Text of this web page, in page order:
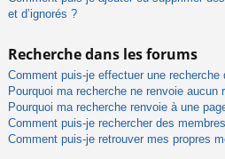
et d’ignorés ?
Recherche dans les forums
Comment puis-je effectuer une
Pourquoi ma recherche ne renvoie aucun
Pourquoi ma recherche renvoie à une
Comment puis-je rechercher des
Comment puis-je retrouver mes propres